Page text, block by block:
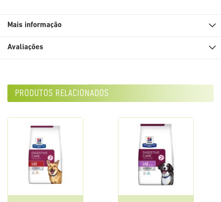
Mais informação
Avaliações
produtos relacionados